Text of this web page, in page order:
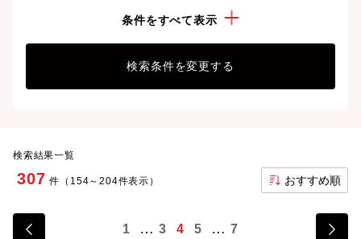
条件をすべて表示
検索条件を変更する
検索結果一覧
307 件（154～204件表示） おすすめ順
1 3 4 5 7